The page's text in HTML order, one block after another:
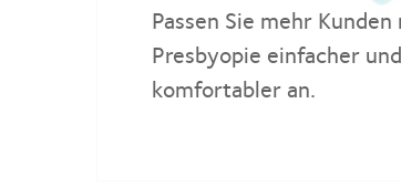
Passen Sie mehr
Presbyopie einfacher und
komfortabler an.